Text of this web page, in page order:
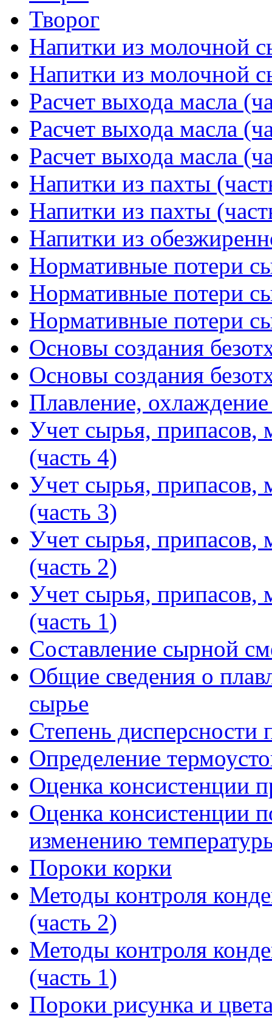
Творог
Напитки из молочной
Напитки из молочной
Расчет выхода масла
Расчет выхода масла
Расчет выхода масла
Напитки из пахты
Напитки из пахты
Напитки из
Нормативные потери
Нормативные потери
Нормативные потери
Основы создания
Основы создания
Плавление,
Учет сырья, припасов,
(часть 4)
Учет сырья, припасов,
(часть 3)
Учет сырья, припасов,
(часть 2)
Учет сырья, припасов,
(часть 1)
Составление сырной
Общие сведения о
сырье
Степень дисперсности
Определение
Оценка консистенции
Оценка консистенции
изменению
Пороки корки
Методы контроля
(часть 2)
Методы контроля
(часть 1)
Пороки рисунка и